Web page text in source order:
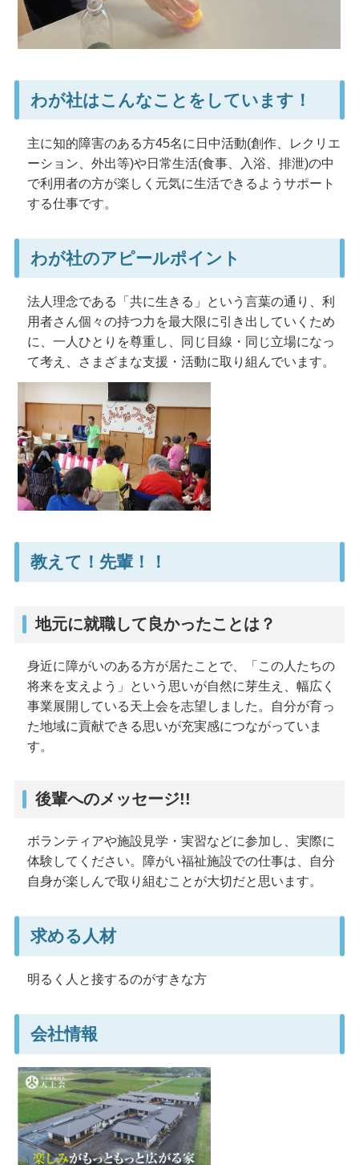
わが社はこんなことをしています！
主に知的障害のある方45名に日中活動(創作、レクリエ
ーション、外出等)や日常生活(食事、入浴、排泄)の中
で利用者の方が楽しく元気に生活できるようサポート
する仕事です。
わが社のアピールポイント
法人理念である「共に生きる」という言葉の通り、利
用者さん個々の持つ力を最大限に引き出していくため
に、一人ひとりを尊重し、同じ目線・同じ立場になっ
て考え、さまざまな支援・活動に取り組んでいます。
教えて！先輩！！
地元に就職して良かったことは？
身近に障がいのある方が居たことで、「この人たちの
将来を支えよう」という思いが自然に芽生え、幅広く
事業展開している天上会を志望しました。自分が育っ
た地域に貢献できる思いが充実感につながっていま
す。
後輩へのメッセージ!!
ボランティアや施設見学・実習などに参加し、実際に
体験してください。障がい福祉施設での仕事は、自分
自身が楽しんで取り組むことが大切だと思います。
求める人材
明るく人と接するのがすきな方
会社情報